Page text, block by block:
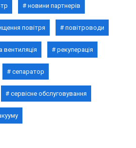
новини партнерів
повітря повітроводи
рекуперація
сепаратор
сервісне обслуговування